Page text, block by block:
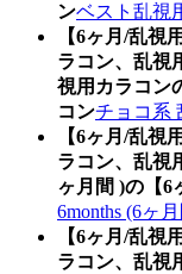
ンベスト乱視
【6ヶ月/乱視
ラコン、乱視
視用カラコン
コンチョコ系
【6ヶ月/乱視
ラコン、乱視
ヶ月間 )の【6
6months (6ヶ
【6ヶ月/乱視
ラコン、乱視